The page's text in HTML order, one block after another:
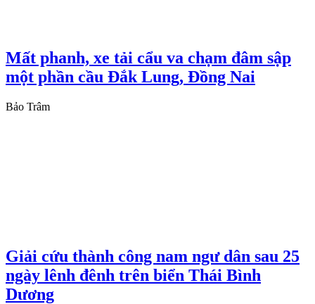
Mất phanh, xe tải cẩu va chạm đâm sập
một phần cầu Đắk Lung, Đồng Nai
Bảo Trâm
Giải cứu thành công nam ngư dân sau 25
ngày lênh đênh trên biển Thái Bình
Dương